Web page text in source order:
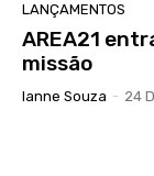
LANÇAMENTOS
AREA21
missão
Ianne Souza - 24